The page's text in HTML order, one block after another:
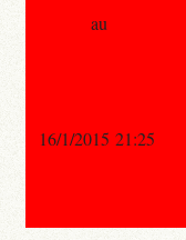
au
16/1/2015 21:25